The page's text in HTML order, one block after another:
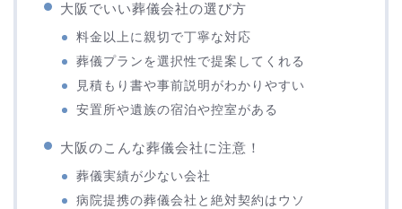
大阪でいい葬儀会社の選び方
料金以上に親切で丁寧な対応
葬儀プランを選択性で提案してくれる
見積もり書や事前説明がわかりやすい
安置所や遺族の宿泊や控室がある
大阪のこんな葬儀会社に注意！
葬儀実績が少ない会社
病院提携の葬儀会社と絶対契約はウソ